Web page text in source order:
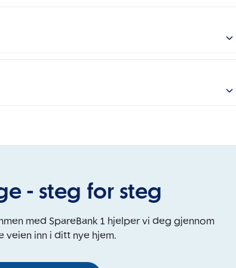
- steg for steg
med SpareBank 1 hjelper vi deg gjennom
veien inn i ditt nye hjem.